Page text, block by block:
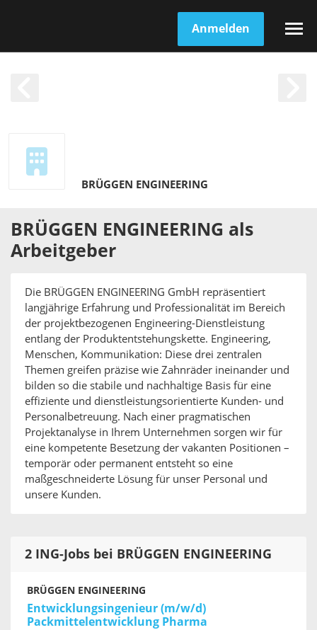
Anmelden
BRÜGGEN ENGINEERING
BRÜGGEN ENGINEERING als
Arbeitgeber
Die BRÜGGEN ENGINEERING GmbH repräsentiert
langjährige Erfahrung und Professionalität im Bereich
der projektbezogenen Engineering-Dienstleistung
entlang der Produktentstehungskette. Engineering,
Menschen, Kommunikation: Diese drei zentralen
Themen greifen präzise wie Zahnräder ineinander und
bilden so die stabile und nachhaltige Basis für eine
effiziente und dienstleistungsorientierte Kunden- und
Personalbetreuung. Nach einer pragmatischen
Projektanalyse in Ihrem Unternehmen sorgen wir für
eine kompetente Besetzung der vakanten Positionen –
temporär oder permanent entsteht so eine
maßgeschneiderte Lösung für unser Personal und
unsere Kunden.
2 ING-Jobs bei BRÜGGEN ENGINEERING
BRÜGGEN ENGINEERING
Entwicklungsingenieur (m/w/d)
Packmittelentwicklung Pharma